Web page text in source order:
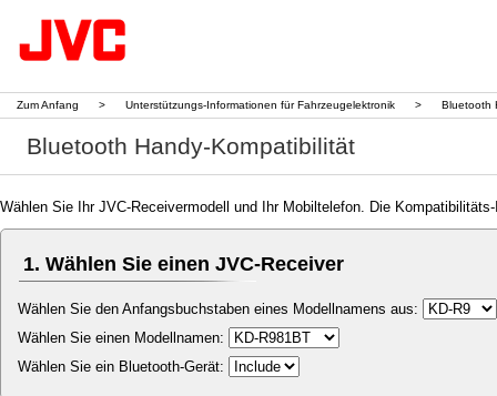
Zum Anfang > Unterstützungs-Informationen für Fahrzeugelektronik > Bluetooth
Bluetooth Handy-Kompatibilität
Wählen Sie Ihr JVC-Receivermodell und Ihr Mobiltelefon. Die
1. Wählen Sie einen JVC-Receiver
Wählen Sie den Anfangsbuchstaben eines Modellnamens aus:
Wählen Sie einen Modellnamen:
Wählen Sie ein Bluetooth-Gerät: